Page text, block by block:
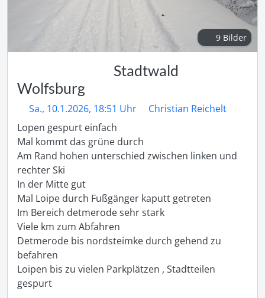
9 Bilder
Stadtwald
Wolfsburg
Sa., 10.1.2026, 18:51 Uhr
Christian Reichelt
Lopen gespurt einfach
Mal kommt das grüne durch
Am Rand hohen unterschied zwischen linken und
rechter Ski
In der Mitte gut
Mal Loipe durch Fußgänger kaputt getreten
Im Bereich detmerode sehr stark
Viele km zum Abfahren
Detmerode bis nordsteimke durch gehend zu
befahren
Loipen bis zu vielen Parkplätzen , Stadtteilen
gespurt